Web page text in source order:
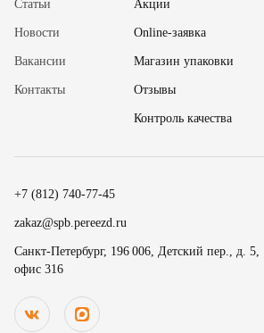
Статьи
Новости
Вакансии
Контакты
Акции
Online-заявка
Магазин упаковки
Отзывы
Контроль качества
+7 (812) 740-77-45
zakaz@spb.pereezd.ru
Санкт-Петербург, 196 006, Детский пер., д. 5,
офис 316
Номер телефона
ремя для звонка
18
19
20
9
11
15
00
Нажимая на кнопку «Оплатить», вы
даете согласие